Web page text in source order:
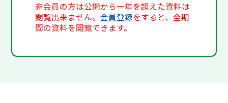
非会員の方は公開から一年を超えた資料は
閲覧出来ません。会員登録をすると、全期
間の資料を閲覧できます。